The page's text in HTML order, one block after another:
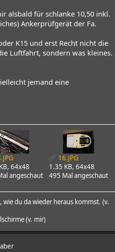
alsbald für schlanke 10,50 inkl.
Ankerprüfgerät der Fa.
K15 und erst Recht nicht die
Luftfahrt, sondern was kleines.
jemand eine
64x48
angeschaut
16.JPG
1.35 KB, 64x48
495 Mal angeschaut
wie du da wieder heraus kommst. (v.
(v. mir)